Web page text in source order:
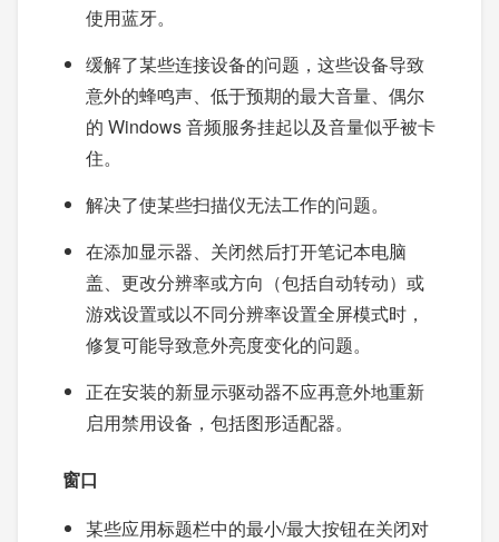
使用蓝牙。
缓解了某些连接设备的问题，这些设备导致
意外的蜂鸣声、低于预期的最大音量、偶尔
的 Windows 音频服务挂起以及音量似乎被卡
住。
解决了使某些扫描仪无法工作的问题。
在添加显示器、关闭然后打开笔记本电脑
盖、更改分辨率或方向（包括自动转动）或
游戏设置或以不同分辨率设置全屏模式时，
修复可能导致意外亮度变化的问题。
正在安装的新显示驱动器不应再意外地重新
启用禁用设备，包括图形适配器。
窗口
某些应用标题栏中的最小/最大按钮在关闭对